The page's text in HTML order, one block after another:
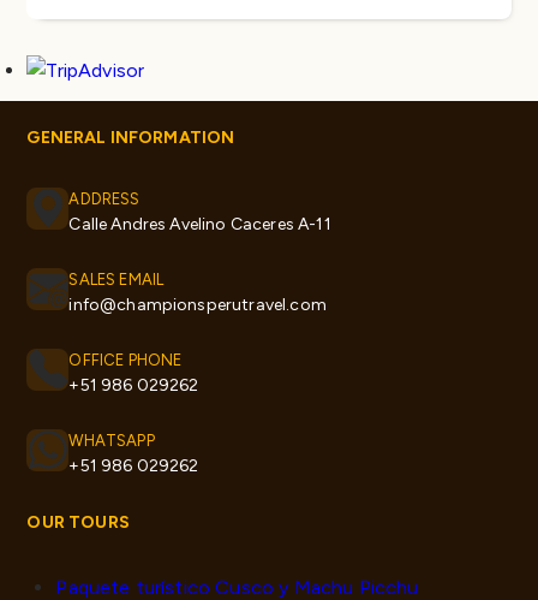
GENERAL INFORMATION
ADDRESS
Calle Andres Avelino Caceres A-11
SALES EMAIL
info@championsperutravel.com
OFFICE PHONE
+51 986 029262
WHATSAPP
+51 986 029262
OUR TOURS
Paquete turístico Cusco y Machu Picchu